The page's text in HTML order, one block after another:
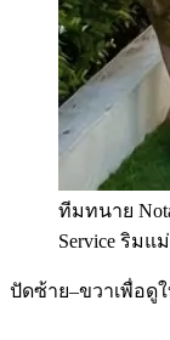
ทีมทนาย
Service ริมแ
ปัดซ้าย–ขวาเพื่อดู